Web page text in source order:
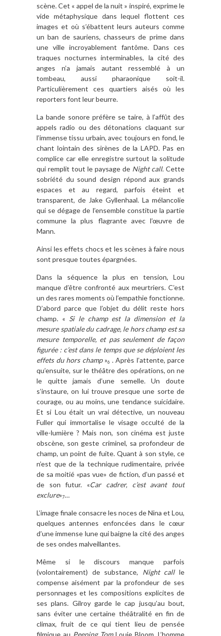
scène. Cet « appel de la nuit » inspiré, exprime le
vide métaphysique dans lequel flottent ces
images et où s’ébattent leurs auteurs comme
un ban de sauriens, chasseurs de prime dans
une ville incroyablement fantôme. Dans ces
traques nocturnes interminables, la cité des
anges n’a jamais autant ressemblé à un
tombeau, aussi pharaonique soit-il.
Particulièrement ces quartiers aisés où les
reporters font leur beurre.
La bande sonore préfère se taire, à l’affût des
appels radio ou des détonations claquant sur
l’immense tissu urbain, avec toujours en fond, le
chant lointain des sirènes de la LAPD. Pas en
complice car elle enregistre surtout la solitude
qui remplit tout le paysage de Night call. Cette
sobriété du sound design répond aux grands
espaces et au regard, parfois éteint et
transparent, de Jake Gyllenhaal. La mélancolie
qui se dégage de l’ensemble constitue la partie
commune la plus flagrante avec l’œuvre de
Mann.
Ainsi les effets chocs et les scènes à faire nous
sont presque toutes épargnées.
Dans la séquence la plus en tension, Lou
manque d’être confronté aux meurtriers. C’est
un des rares moments où l’empathie fonctionne.
D’abord parce que l’objet du délit reste hors
champ. « Si le champ est la dimension et la
mesure spatiale du cadrage, le hors champ est sa
mesure temporelle, et pas seulement de façon
figurée : c’est dans le temps que se déploient les
effets du hors champ»6 . Après l’attente, parce
qu’ensuite, sur le théâtre des opérations, on ne
le quitte jamais d’une semelle. Un doute
s’instaure, on lui trouve presque une sorte de
courage, ou au moins, une tendance suicidaire.
Et si Lou était un vrai détective, un nouveau
Fuller qui immortalise le visage occulté de la
ville-lumière ? Mais non, son cinéma est juste
obscène, son geste criminel, sa profondeur de
champ, un point de fuite. Quant à son style, ce
n’est que de la technique rudimentaire, privée
de sa moitié «pas vue» de fiction, d’un passé et
de son futur. «Car cadrer, c’est avant tout
exclure»7…
L’image finale consacre les noces de Nina et Lou,
quelques antennes enfoncées dans le cœur
d’une immense lune qui baigne la cité des anges
de ses ondes malveillantes.
Même si le discours manque parfois
(volontairement) de substance, Night callle
compense aisément par la profondeur de ses
personnages et les compositions explicites de
ses plans. Gilroy garde le cap jusqu’au bout,
sans éviter une certaine théâtralité en fin de
climax, fruit de ce qui tient lieu de pensée
filmique au Peeping TomLouie Bloom. L’homme